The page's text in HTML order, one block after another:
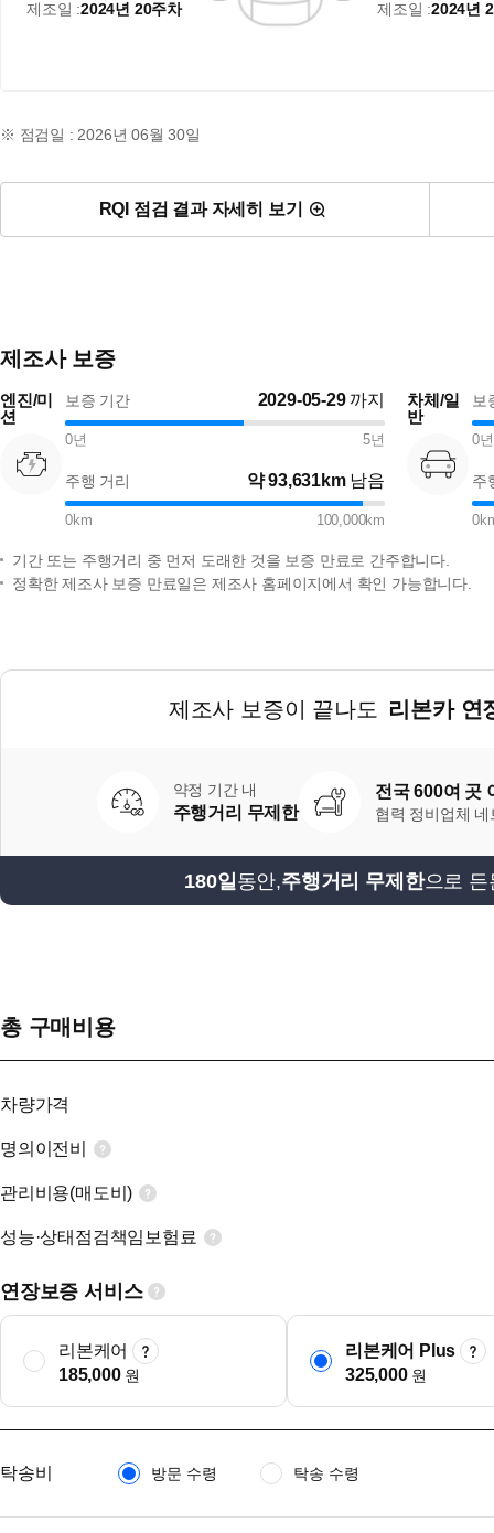
제조일 :2024년 20주차 제조일 :2024년
※ 점검일 : 2026년 06월 30일
RQI 점검 결과 자세히 보기
제조사 보증
엔진/미
션
보증 기간 2029-05-29 까지
0년 5년
주행 거리 약93,631km 남음
0km 100,000km
차체/일
반
보
0년
주
0
기간 또는 주행거리 중 먼저 도래한 것을 보증 만료로 간주합니다.
정확한 제조사 보증 만료일은 제조사 홈페이지에서 확인 가능합니다.
제조사 보증이 끝나도 리본카 연
약정 기간 내
주행거리 무제한
전국 600여 곳
협력 정비업체 네
180일 동안,주행거리 무제한으로 든
총 구매비용
차량가격
명의이전비
관리비용(매도비)
성능·상태점검책임보험료
연장보증 서비스
리본케어
185,000원
리본케어 Plus
325,000원
탁송비 방문 수령 탁송 수령